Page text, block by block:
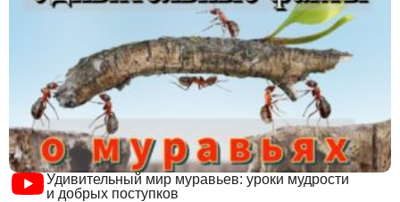
Удивительный мир муравьев: уроки мудрости
и добрых поступков